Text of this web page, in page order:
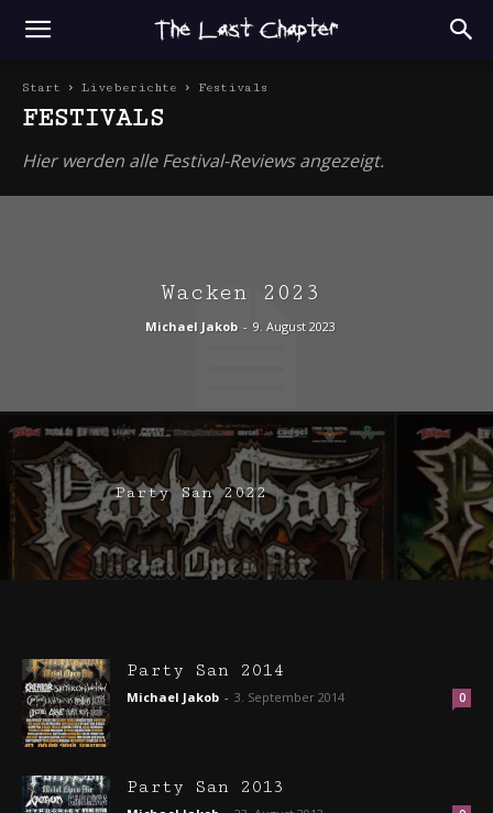
Start Liveberichte Festivals
FESTIVALS
Hier werden alle Festival-Reviews angezeigt.
Wacken 2023
Michael Jakob - 9. August 2023
Party San 2022
Party San 2014
Michael Jakob - 3. September 2014 0
Party San 2013